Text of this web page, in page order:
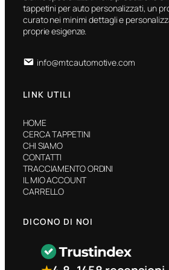
tappetini per auto personalizzati, un
curato nei minimi dettagli e
proprie esigenze.
info@mtcautomotive.com
LINK UTILI
HOME
CERCA TAPPETINI
CHI SIAMO
CONTATTI
TRACCIAMENTO ORDINI
IL MIO ACCOUNT
CARRELLO
DICONO DI NOI